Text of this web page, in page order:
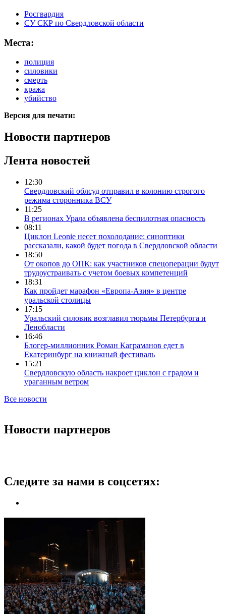
Росгвардия
СУ СКР по Свердловской области
Места:
полиция
силовики
смерть
кража
убийство
Версия для печати:
Новости партнеров
Лента новостей
12:30
Свердловский облсуд отправил в колонию строгого
режима сторонника ВСУ
11:25
В регионах Урала объявлена беспилотная опасность
08:11
Циклон Leonie несет похолодание: синоптики
рассказали, какой будет погода в Свердловской области
18:50
От окопов до ОПК: как участников спецоперации будут
трудоустраивать с учетом боевых компетенций
18:31
Как пройдет марафон «Европа-Азия» в центре
уральской столицы
17:15
Уральский силовик возглавил тюрьмы Петербурга и
Ленобласти
16:46
Блогер-миллионник Роман Каграманов едет в
Екатеринбург на книжный фестиваль
15:21
Свердловскую область накроет циклон с градом и
ураганным ветром
Все новости
Новости партнеров
Следите за нами в соцсетях: